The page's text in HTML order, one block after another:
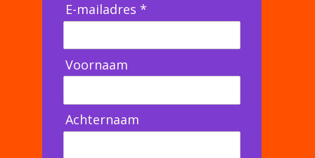
E-mailadres *
Voornaam
Achternaam